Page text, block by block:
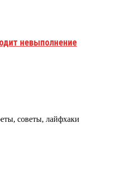
невыполнение
советы, лайфхаки